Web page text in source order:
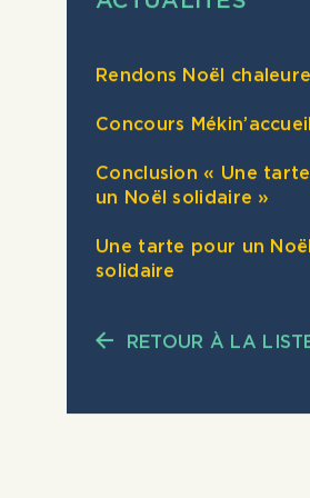
Rendons Noël
Concours Mékin’accueil
Conclusion « Une
un Noël solidaire »
Une tarte pour un Noël
solidaire
RETOUR À LA